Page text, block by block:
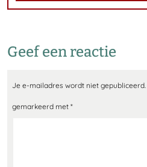
Geef een reactie
Je e-mailadres wordt niet gepubliceerd.
gemarkeerd met *